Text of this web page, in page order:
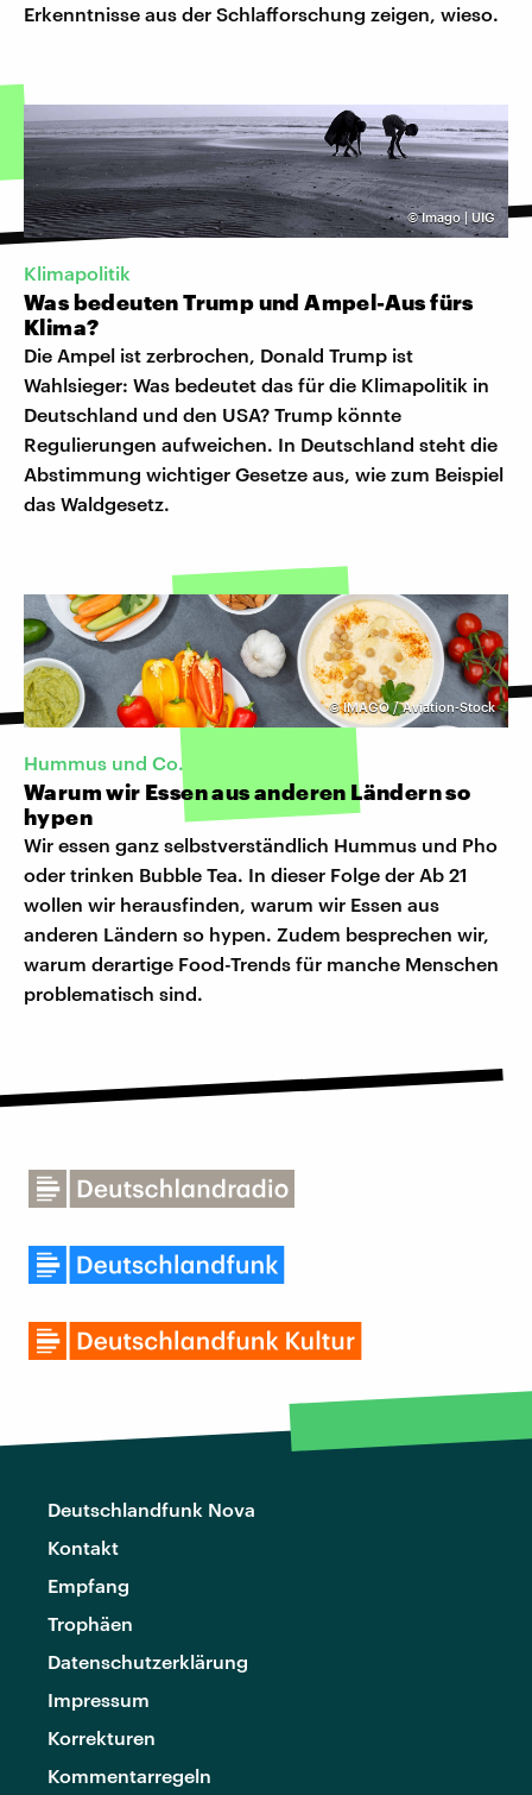
Erkenntnisse aus der Schlafforschung zeigen, wieso.
©Imago | UIG
Klimapolitik
Was bedeuten Trump und Ampel-Aus fürs
Klima?
Die Ampel ist zerbrochen, Donald Trump ist
Wahlsieger: Was bedeutet das für die Klimapolitik in
Deutschland und den USA? Trump könnte
Regulierungen aufweichen. In Deutschland steht die
Abstimmung wichtiger Gesetze aus, wie zum Beispiel
das Waldgesetz.
©IMAGO / Aviation-Stock
Hummus und Co.
Warum wir Essen aus anderen Ländern so
hypen
Wir essen ganz selbstverständlich Hummus und Pho
oder trinken Bubble Tea. In dieser Folge der Ab 21
wollen wir herausfinden, warum wir Essen aus
anderen Ländern so hypen. Zudem besprechen wir,
warum derartige Food-Trends für manche Menschen
problematisch sind.
Deutschlandfunk Nova
Kontakt
Empfang
Trophäen
Datenschutzerklärung
Impressum
Korrekturen
Kommentarregeln